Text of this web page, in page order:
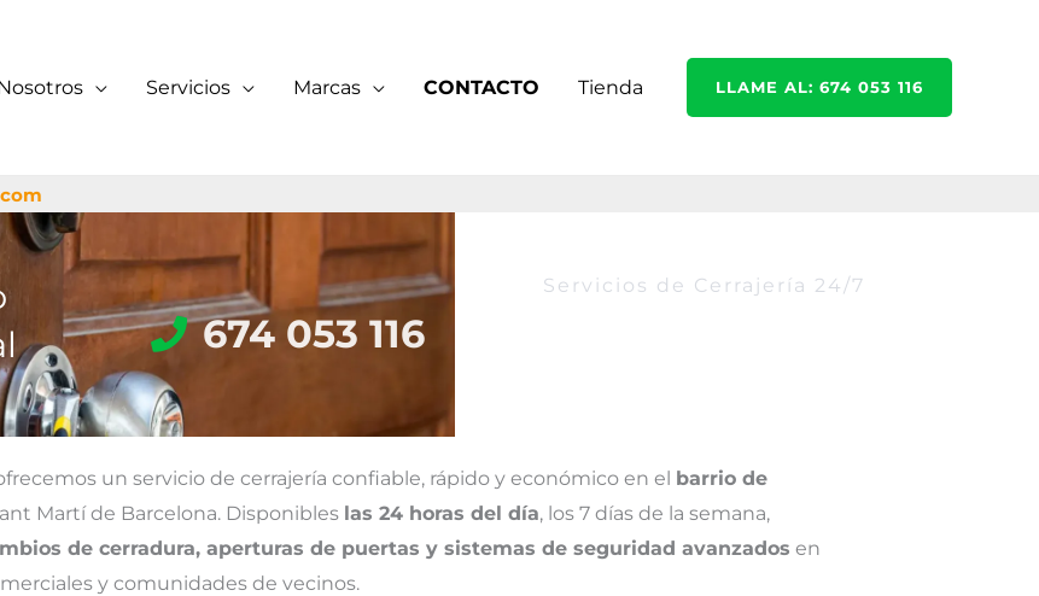
Servicios Marcas CONTACTO Tienda LLAME AL: 674 053 116
Servicios de Cerrajería 24/7
674 053 116
un servicio de cerrajería confiable, rápido y económico en el barrio de
Martí de Barcelona. Disponibles las 24 horas del día, los 7 días de la semana,
de cerradura, aperturas de puertas y sistemas de seguridad avanzados en
y comunidades de vecinos.